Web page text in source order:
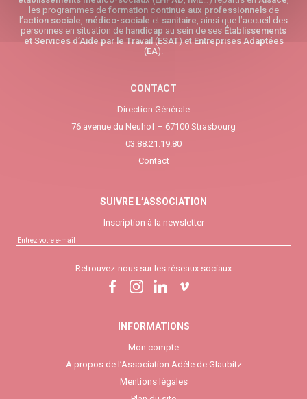
les programmes de formation continue aux professionnelsde
l’action sociale, médico-sociale et sanitaire, ainsi que l’accueil des
personnes en situation de handicap au sein de ses Établissements
et Services d’Aide par le Travail(ESAT) etEntreprises Adaptées
(EA).
CONTACT
Direction Générale
76 avenue du Neuhof – 67100 Strasbourg
03.88.21.19.80
Contact
SUIVRE L’ASSOCIATION
Inscription à la newsletter
Retrouvez-nous sur les réseaux sociaux
INFORMATIONS
Mon compte
A propos de l’Association Adèle de Glaubitz
Mentions légales